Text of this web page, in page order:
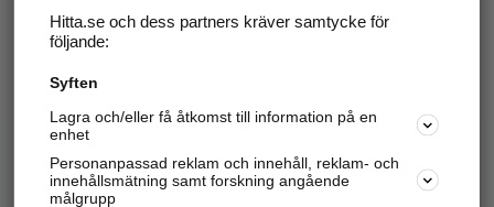
Hitta.se - Gratis nummerupplysning.
Sök företag, personer och platser.
Hitta telefonnummer, adresser, företagsinfo mm.
Hitta.se och dess partners kräver samtycke för
följande:
Syften
Lagra och/eller få åtkomst till information på en
enhet
Personanpassad reklam och innehåll, reklam- och
innehållsmätning samt forskning angående
målgrupp